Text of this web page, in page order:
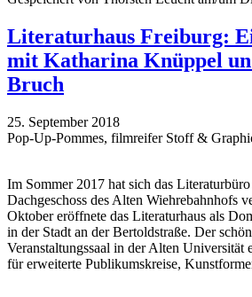
Literaturhaus Freiburg:
mit Katharina Knüppel
Bruch
25. September 2018
Pop-Up-Pommes, filmreifer Stoff &
Im Sommer 2017 hat sich das
Dachgeschoss des Alten Wiehrebahnhofs
Oktober eröffnete das Literaturhaus als
in der Stadt an der Bertoldstraße. Der
Veranstaltungssaal in der Alten
für erweiterte Publikumskreise,